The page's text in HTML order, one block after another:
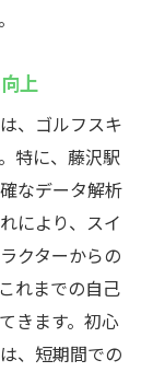
上
、ゴルフスキ
特に、藤沢駅
なデータ解析
により、スイ
クターからの
れまでの自己
きます。初心
、短期間での